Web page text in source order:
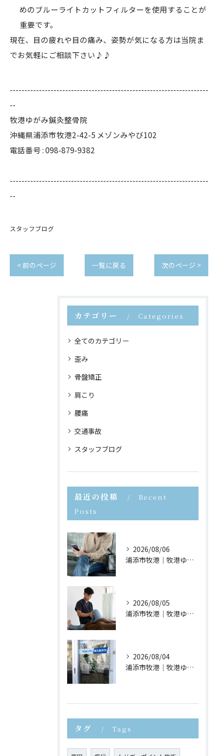
めのブルーライトカットフィルターを使用することが
重要です。
現在、目の疲れや目の痛み、姿勢が気になる方は当院ま
でお気軽にご相談下さい♪♪
--------------------------------------------------------------------
--
牧港ゆがみ鍼灸整骨院
沖縄県浦添市牧港2-42-5 メゾンみやび102
電話番号 : 098-879-9382
--------------------------------------------------------------------
--
スタッフブログ
< 前のページ 一覧に戻る 次のページ >
カテゴリー Categories
全てのカテゴリー
歪み
骨盤矯正
肩こり
腰痛
交通事故
スタッフブログ
最近の投稿
Recent
Posts
2026/08/06
浦添市牧港｜牧港ゆがみ鍼灸整骨院｜スマホ首が身体に与える影響とは？
2026/08/05
浦添市牧港｜牧港ゆがみ鍼灸整骨院｜夏休みに増えるスポーツ障害とは？
2026/08/04
浦添市牧港｜牧港ゆがみ鍼灸整骨院｜長時間座ると腰が痛くなる理由とは？
タグ Tags